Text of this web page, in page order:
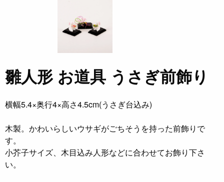
雛人形 お道具 うさぎ前飾り
横幅5.4×奥行4×高さ4.5cm(うさぎ台込み)
木製。かわいらしいウサギがごちそうを持った前飾りで
す。
小芥子サイズ、木目込み人形などに合わせてお飾り下さ
い。